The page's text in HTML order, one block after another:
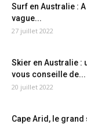
Surf en Australie :
vague...
27 juillet 2022
Skier en Australie :
vous conseille de...
20 juillet 2022
Cape Arid, le